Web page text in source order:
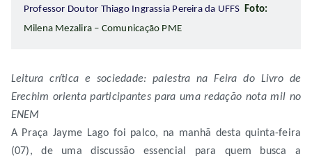
Professor Doutor Thiago Ingrassia Pereira da UFFS Foto:
Milena Mezalira – Comunicação PME
Leitura crítica e sociedade: palestra na Feira do Livro de
Erechim orienta participantes para uma redação nota mil no
ENEM
A Praça Jayme Lago foi palco, na manhã desta quinta-feira
(07), de uma discussão essencial para quem busca a